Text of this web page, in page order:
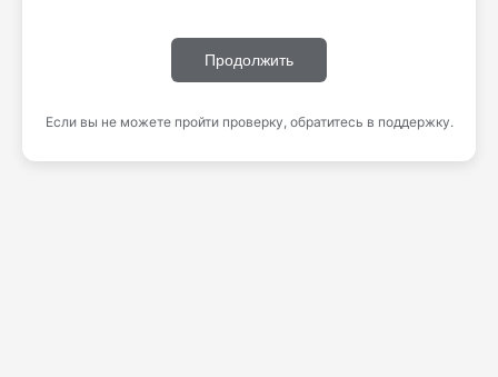
Продолжить
Если вы не можете пройти проверку, обратитесь в поддержку.